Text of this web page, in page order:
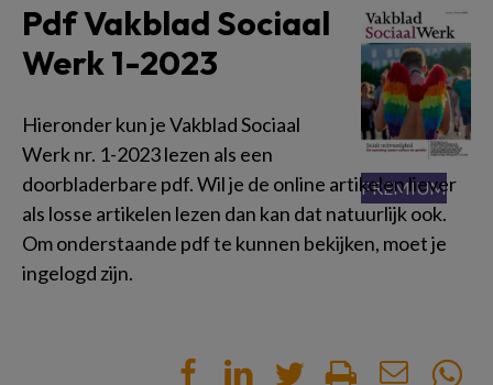
Pdf Vakblad Sociaal
Werk 1-2023
Hieronder kun je Vakblad Sociaal
Werk nr. 1-2023 lezen als een
doorbladerbare pdf. Wil je de online artikelen liever
als losse artikelen lezen dan kan dat natuurlijk ook.
Om onderstaande pdf te kunnen bekijken, moet je
ingelogd zijn.